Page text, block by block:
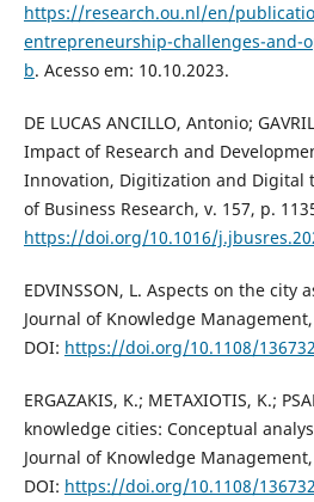
https://research.ou.nl/en/
entrepreneurship-challenges-and-
b. Acesso em: 10.10.2023.
DE LUCAS ANCILLO, Antonio;
Impact of Research and
Innovation, Digitization and Digital
of Business Research, v. 157, p.
https://doi.org/10.1016/
EDVINSSON, L. Aspects on the city
Journal of Knowledge
DOI: https://doi.org/10.1108/
ERGAZAKIS, K.; METAXIOTIS, K.;
knowledge cities: Conceptual
Journal of Knowledge
DOI: https://doi.org/10.1108/